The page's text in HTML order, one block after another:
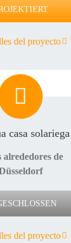
del proyecto
casa solariega
alrededores de
del proyecto